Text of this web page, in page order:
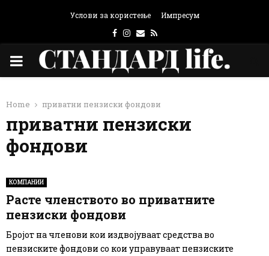
Услови за користење Импресум
Facebook
Instagram
Email
Rss
PRIMARY
Home приватни пензиски фондови
приватни пензиски
фондови
КОМПАНИИ
Расте членството во приватните
пензиски фондови
Бројот на членови кои издвојуваат средства во
пензиските фондови со кои управуваат пензиските